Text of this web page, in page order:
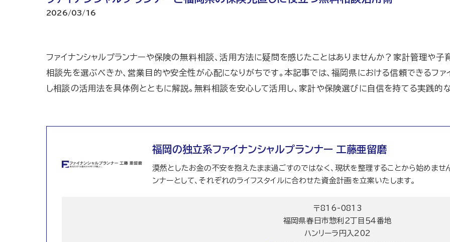
2026/03/16
ファイナンシャルプランナーや保険の無料相談、活用方法に疑問を感じたことはありませんか？家計管理や
相談先を選ぶべきか、営業目的や安全性が心配になりがちです。本記事では、福岡県における信頼できるフ
し相談の活用法を具体例とともに解説。無料相談を安心して活用し、家計や保険選びに自信を持てる実践的な
福岡の独立系ファイナンシャルプランナー 工藤亜留磨
漠然としたお金の不安を抱えたまま過ごすのではなく、現状を整理することから始めませ
ンナーとして、それぞれのライフスタイルに合わせた資金計画を立案いたします。
〒816-0813
福岡県春日市惣利２丁目５４番地
ハンリーラ円入202